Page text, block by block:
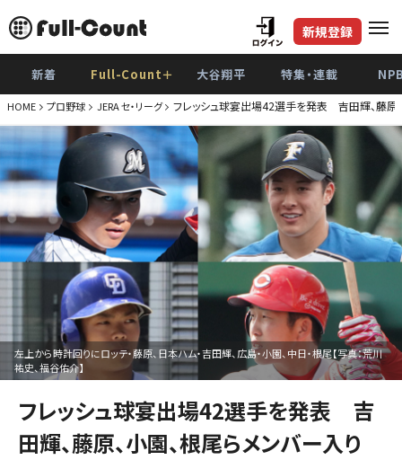
新規登録
新着 Full-Count＋ 大谷翔平 特集・連載
HOME プロ野球 JERA セ・リーグ フレッシュ球宴出場42選手を発表 吉田輝、藤原
左上から時計回りにロッテ・藤原、日本ハム・吉田輝、広島・小園、中日・根尾【写真：荒川
祐史、福谷佑介】
フレッシュ球宴出場42選手を発表 吉
田輝、藤原、小園、根尾らメンバー入り